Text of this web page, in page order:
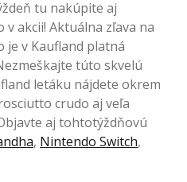
tu nakúpite aj
akcii! Aktuálna zľava na
v Kaufland platná
túto skvelú
letáku nájdete okrem
crudo aj veľa
aj tohtotýždňovú
, Nintendo Switch,